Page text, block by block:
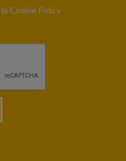
laCookie Policy